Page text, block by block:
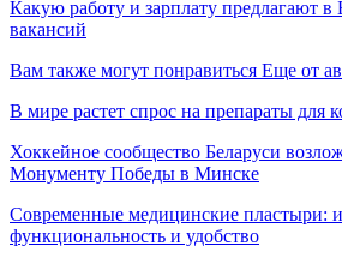
Какую работу и зарплату предлагают в
вакансий
Вам также могут понравиться Еще от
В мире растет спрос на препараты для
Хоккейное сообщество Беларуси
Монументу Победы в Минске
Современные медицинские пластыри:
функциональность и удобство